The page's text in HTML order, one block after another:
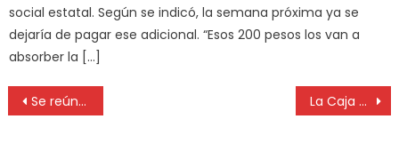
social estatal. Según se indicó, la semana próxima ya se
dejaría de pagar ese adicional. “Esos 200 pesos los van a
absorber la […]
Se reúne la Asamblea Universitaria para elegir al nuevo presidente La Caja de Médicos recuerda a sus beneficiarios que no deben tramitar más la Supervivencia